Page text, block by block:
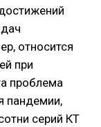
относится
при
проблема
пандемии,
серий КТ